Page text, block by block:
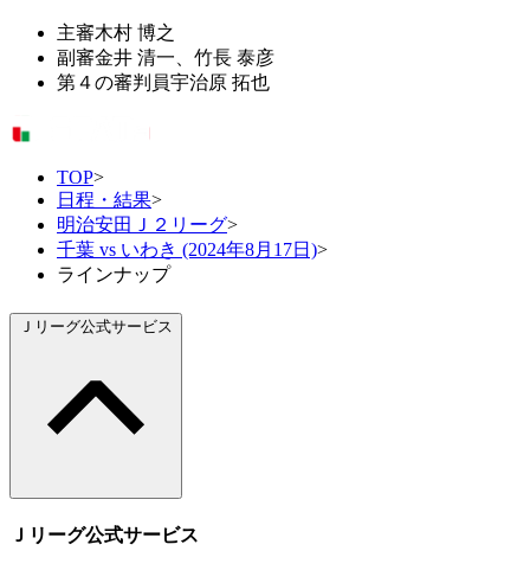
主審木村 博之
副審金井 清一、竹長 泰彦
第４の審判員宇治原 拓也
TOP>
日程・結果>
明治安田Ｊ２リーグ>
千葉 vs いわき (2024年8月17日)>
ラインナップ
Ｊリーグ公式サービス
Ｊリーグ公式サービス